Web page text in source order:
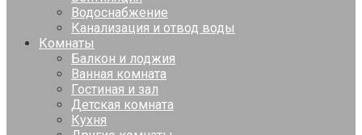
Водоснабжение
Канализация и отвод воды
Комнаты
Балкон и лоджия
Ванная комната
Гостиная и зал
Детская комната
Кухня